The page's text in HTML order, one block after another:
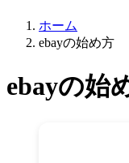
ホーム
ebayの始め方
ebayの始